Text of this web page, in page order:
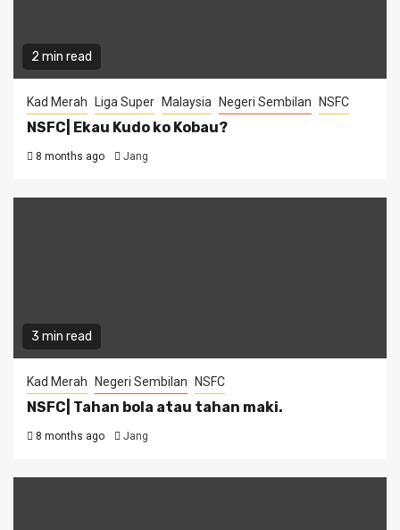
2 min read
Kad Merah Liga Super Malaysia Negeri Sembilan NSFC
NSFC| Ekau Kudo ko Kobau?
8 months ago Jang
3 min read
Kad Merah Negeri Sembilan NSFC
NSFC| Tahan bola atau tahan maki.
8 months ago Jang